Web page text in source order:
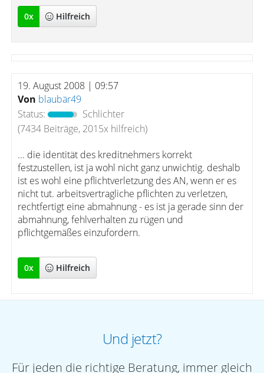
0x Hilfreich
19. August 2008 | 09:57
Von blaubär49
Status:
Schlichter
(7434 Beiträge, 2015x hilfreich)
... die identität des kreditnehmers korrekt
festzustellen, ist ja wohl nicht ganz unwichtig. deshalb
ist es wohl eine pflichtverletzung des AN, wenn er es
nicht tut. arbeitsvertragliche pflichten zu verletzen,
rechtfertigt eine abmahnung - es ist ja gerade sinn der
abmahnung, fehlverhalten zu rügen und
pflichtgemäßes einzufordern.
0x Hilfreich
Und jetzt?
Für jeden die richtige Beratung, immer gleich